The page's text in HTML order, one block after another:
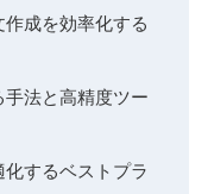
成を効率化する
法と高精度ツー
するベストプラ